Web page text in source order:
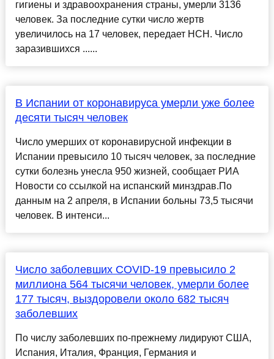
гигиены и здравоохранения страны, умерли 3136
человек. За последние сутки число жертв
увеличилось на 17 человек, передает НСН. Число
заразившихся ......
В Испании от коронавируса умерли уже более
десяти тысяч человек
Число умерших от коронавирусной инфекции в
Испании превысило 10 тысяч человек, за последние
сутки болезнь унесла 950 жизней, сообщает РИА
Новости со ссылкой на испанский минздрав.По
данным на 2 апреля, в Испании больны 73,5 тысячи
человек. В интенси...
Число заболевших COVID-19 превысило 2
миллиона 564 тысячи человек, умерли более
177 тысяч, выздоровели около 682 тысяч
заболевших
По числу заболевших по-прежнему лидируют США,
Испания, Италия, Франция, Германия и